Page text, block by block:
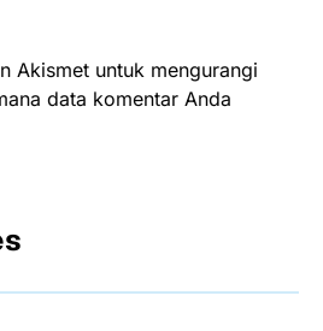
Akismet untuk mengurangi
data komentar Anda